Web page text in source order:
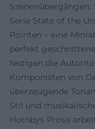
Serie State of the
Pointen – eine
perfekt
festigen die
Komponisten von
überzeugende
Stil und
Hornbys Prosa